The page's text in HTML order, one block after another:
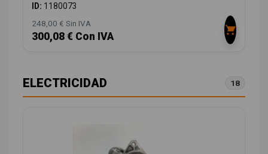
ID: 1180073
248,00 € Sin IVA
300,08 € Con IVA
ELECTRICIDAD 18